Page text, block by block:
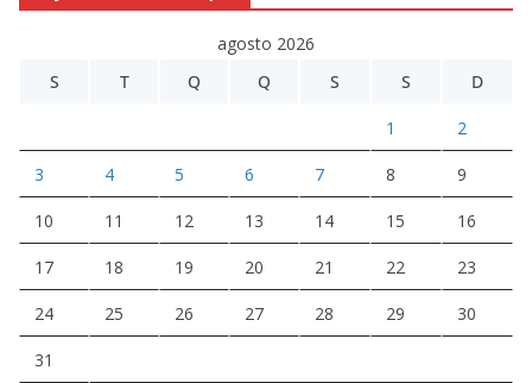
agosto 2026
S
T Q Q S S D
1 2
3 4 5 6 7 8 9
10 11 12 13 14 15 16
17 18 19 20 21 22 23
24 25 26 27 28 29 30
31